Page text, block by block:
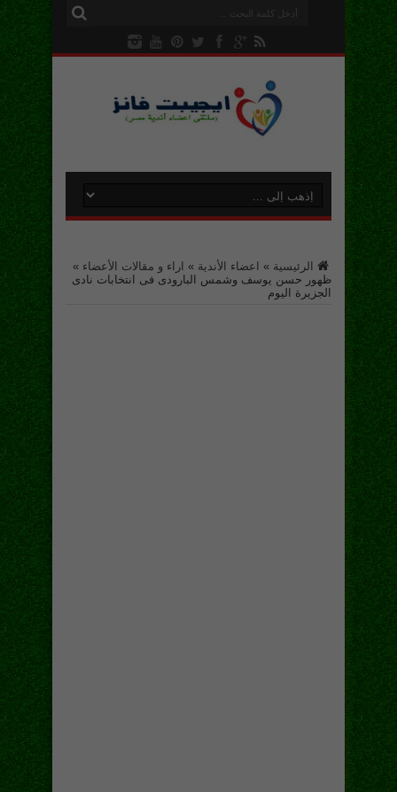
الرئيسية » اعضاء الأندية » اراء و مقالات الأعضاء »
ظهور حسن يوسف وشمس البارودى فى انتخابات نادى
الجزيرة اليوم